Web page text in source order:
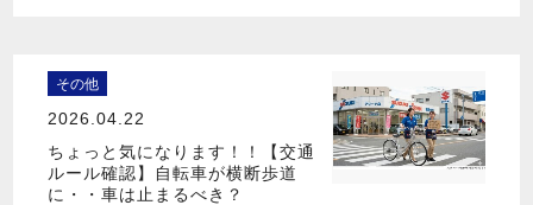
その他
2026.04.22
ちょっと気になります！！【交通
ルール確認】自転車が横断歩道
に・・車は止まるべき？